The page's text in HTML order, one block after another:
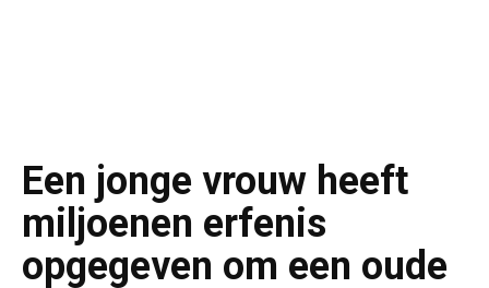
Een jonge vrouw heeft
miljoenen erfenis
opgegeven om een oude